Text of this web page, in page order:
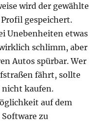
wird der gewählte
gespeichert.
Unebenheiten etwas
schlimm, aber
Autos spürbar. Wer
fährt, sollte
nicht kaufen.
auf dem
zu